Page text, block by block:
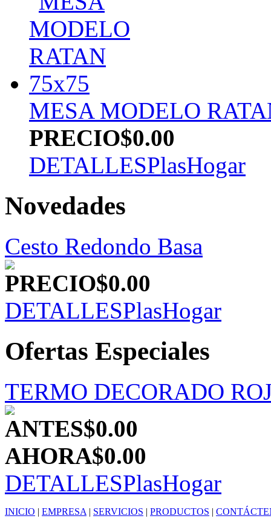
MESA MODELO
PRECIO$0.00
DETALLESPlasHogar
Novedades
Cesto Redondo Basa
PRECIO$0.00
DETALLESPlasHogar
Ofertas Especiales
TERMO DECORADO
ANTES$0.00
AHORA$0.00
DETALLESPlasHogar
INICIO | EMPRESA | SERVICIOS | PRODUCTOS |